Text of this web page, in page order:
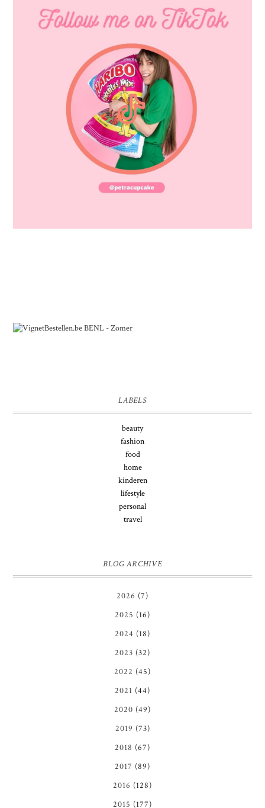
LABELS
beauty
fashion
food
home
kinderen
lifestyle
personal
travel
BLOG ARCHIVE
2026 (7)
2025 (16)
2024 (18)
2023 (32)
2022 (45)
2021 (44)
2020 (49)
2019 (73)
2018 (67)
2017 (89)
2016 (128)
2015 (177)